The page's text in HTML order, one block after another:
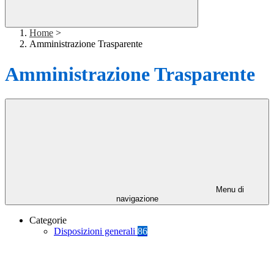
Home >
Amministrazione Trasparente
Amministrazione Trasparente
Menu di
navigazione
Categorie
Disposizioni generali 86